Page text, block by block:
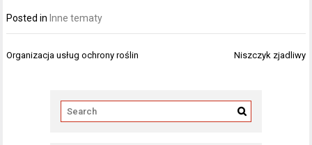
Posted in Inne tematy
Nawigacja
Organizacja usług ochrony roślin Niszczyk zjadliwy